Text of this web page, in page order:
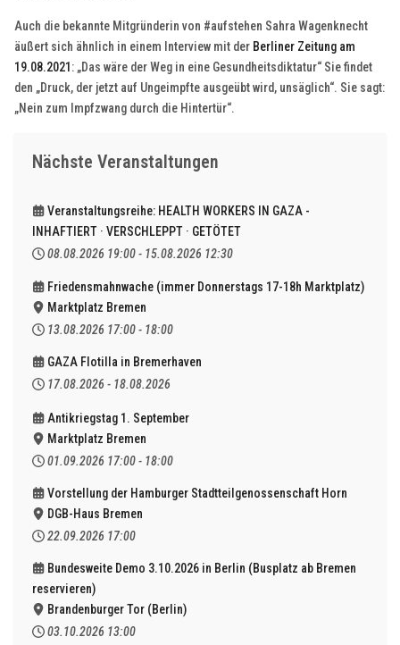
Auch die bekannte Mitgründerin von #aufstehen Sahra Wagenknecht
äußert sich ähnlich in einem Interview mit der Berliner Zeitung am
19.08.2021 : „Das wäre der Weg in eine Gesundheitsdiktatur“ Sie findet
den „Druck, der jetzt auf Ungeimpfte ausgeübt wird, unsäglich“. Sie sagt:
„Nein zum Impfzwang durch die Hintertür“.
Nächste Veranstaltungen
Veranstaltungsreihe: HEALTH WORKERS IN GAZA -
INHAFTIERT · VERSCHLEPPT · GETÖTET
08.08.2026 19:00 - 15.08.2026 12:30
Friedensmahnwache (immer Donnerstags 17-18h Marktplatz)
Marktplatz Bremen
13.08.2026 17:00 - 18:00
GAZA Flotilla in Bremerhaven
17.08.2026 - 18.08.2026
Antikriegstag 1. September
Marktplatz Bremen
01.09.2026 17:00 - 18:00
Vorstellung der Hamburger Stadtteilgenossenschaft Horn
DGB-Haus Bremen
22.09.2026 17:00
Bundesweite Demo 3.10.2026 in Berlin (Busplatz ab Bremen
reservieren)
Brandenburger Tor (Berlin)
03.10.2026 13:00